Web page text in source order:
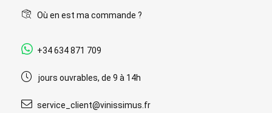
Où en est ma commande ?
+34 634 871 709
jours ouvrables, de 9 à 14h
service_client@vinissimus.fr